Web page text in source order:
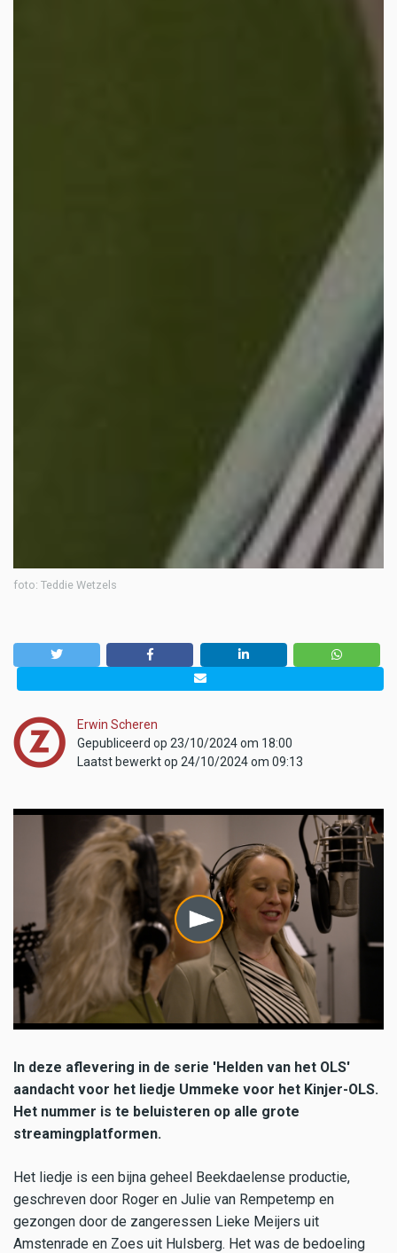
foto: Teddie Wetzels
Erwin Scheren
Gepubliceerd op 23/10/2024 om 18:00
Laatst bewerkt op 24/10/2024 om 09:13
In deze aflevering in de serie 'Helden van het OLS'
aandacht voor het liedje Ummeke voor het Kinjer-OLS.
Het nummer is te beluisteren op alle grote
streamingplatformen.
Het liedje is een bijna geheel Beekdaelense productie,
geschreven door Roger en Julie van Rempetemp en
gezongen door de zangeressen Lieke Meijers uit
Amstenrade en Zoes uit Hulsberg. Het was de bedoeling